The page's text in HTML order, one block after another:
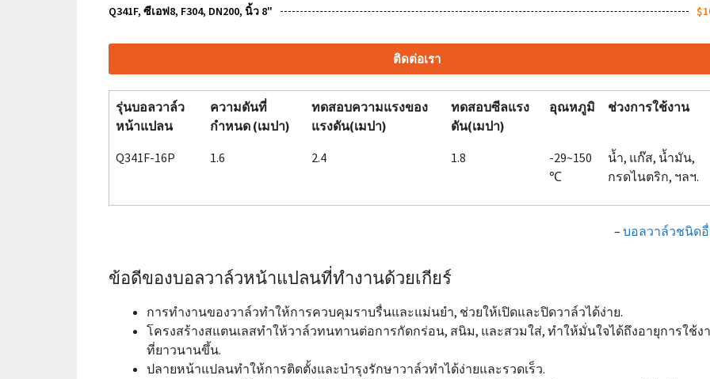
Q341F, ซีเอฟ8, F304, DN200, นิ้ว 8"
ติดต่อเรา
รุ่นบอลวาล์ว
หน้าแปลน
ความดันที่
กำหนด (เมปา)
ทดสอบความแรงของ
แรงดัน(เมปา)
ทดสอบซีลแรง
ดัน(เมปา)
อุณหภูมิ ช่วงการใช้งาน
Q341F-16P 1.6 2.4 1.8
-29~150
℃
น้ำ, แก๊ส, น้ำมัน,
กรดไนตริก, ฯลฯ.
– บอลวาล์วชนิด
ข้อดีของบอลวาล์วหน้าแปลนที่ทำงานด้วยเกียร์
การทำงานของวาล์วทำให้การควบคุมราบรื่นและแม่นยำ, ช่วยให้เปิดและปิดวาล์วได้ง่าย.
โครงสร้างสแตนเลสทำให้วาล์วทนทานต่อการกัดกร่อน, สนิม, และสวมใส่, ทำให้มั่นใจได้ถึงอายุการใช้ง
ที่ยาวนานขึ้น.
ปลายหน้าแปลนทำให้การติดตั้งและบำรุงรักษาวาล์วทำได้ง่ายและรวดเร็ว.